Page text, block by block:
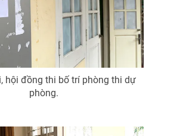
hội đồng thi bố trí phòng thi dự
phòng.